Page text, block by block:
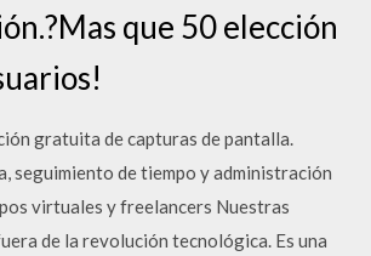
que 50 elección
gratuita de capturas de pantalla.
seguimiento de tiempo y administración
virtuales y freelancers Nuestras
de la revolución tecnológica. Es una